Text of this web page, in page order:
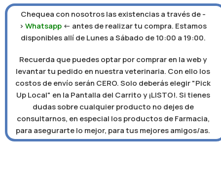
Chequea con nosotros las existencias a través de -
>Whatsapp <- antes de realizar tu compra. Estamos
disponibles allí de Lunes a Sábado de 10:00 a 19:00.
Recuerda que puedes optar por comprar en la web y
levantar tu pedido en nuestra veterinaria. Con ello los
costos de envío serán CERO. Solo deberás elegir "Pick
Up Local" en la Pantalla del Carrito y ¡LISTO!. Si tienes
dudas sobre cualquier producto no dejes de
consultarnos, en especial los productos de Farmacia,
para asegurarte lo mejor, para tus mejores amigos/as.